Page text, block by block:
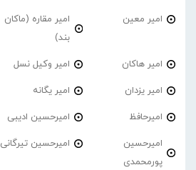
امیر معین
امیر مقاره (ماکان
بند)
امیر هاکان امیر وکیل نسل
امیر یزدان امیر یگانه
امیرحافظ امیرحسین ادیبی
امیرحسین
پورمحمدی
امیرحسین تیرگانی